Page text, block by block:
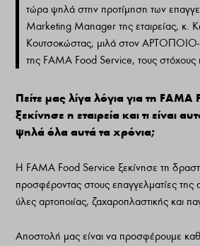
τώρα ψηλά στην προτίμηση των
Marketing Manager της εταιρείας, κ.
Κουτσοκώστας, μιλά στον ΑΡΤΟΠΟΙΟ-
της FAMA Food Service, τους στόχους
Πείτε μας λίγα λόγια για τη
ξεκίνησε η εταιρεία και τι είναι
ψηλά όλα αυτά τα χρόνια;
Η FAMA Food Service ξεκίνησε τη
προσφέροντας στους επαγγελματίες
ύλες αρτοποιίας, ζαχαροπλαστικής και
Αποστολή μας είναι να προσφέρουμε